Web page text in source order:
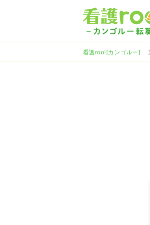
看護roo![カンゴルー]